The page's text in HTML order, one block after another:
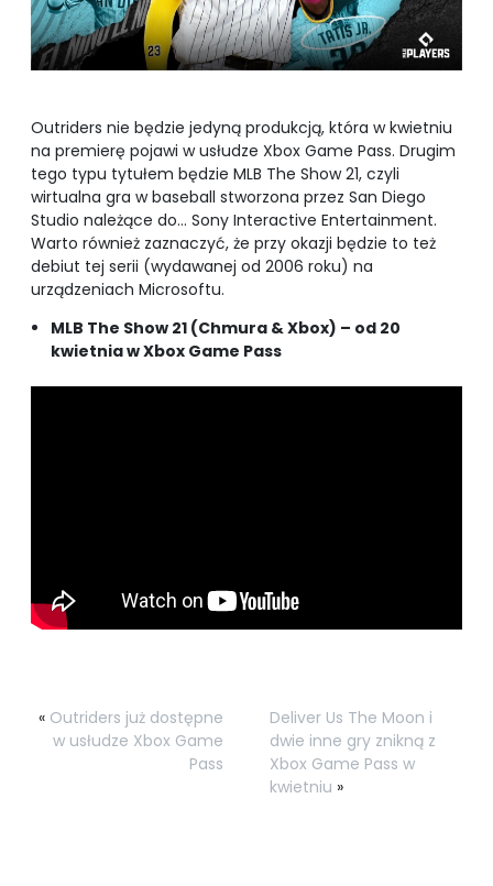
Outriders nie będzie jedyną produkcją, która w kwietniu
na premierę pojawi w usłudze Xbox Game Pass. Drugim
tego typu tytułem będzie MLB The Show 21, czyli
wirtualna gra w baseball stworzona przez San Diego
Studio należące do… Sony Interactive Entertainment.
Warto również zaznaczyć, że przy okazji będzie to też
debiut tej serii (wydawanej od 2006 roku) na
urządzeniach Microsoftu.
MLB The Show 21 (Chmura & Xbox) – od 20
kwietnia w Xbox Game Pass
« Outriders już dostępne
w usłudze Xbox Game
Pass
Deliver Us The Moon i
dwie inne gry znikną z
Xbox Game Pass w
kwietniu »